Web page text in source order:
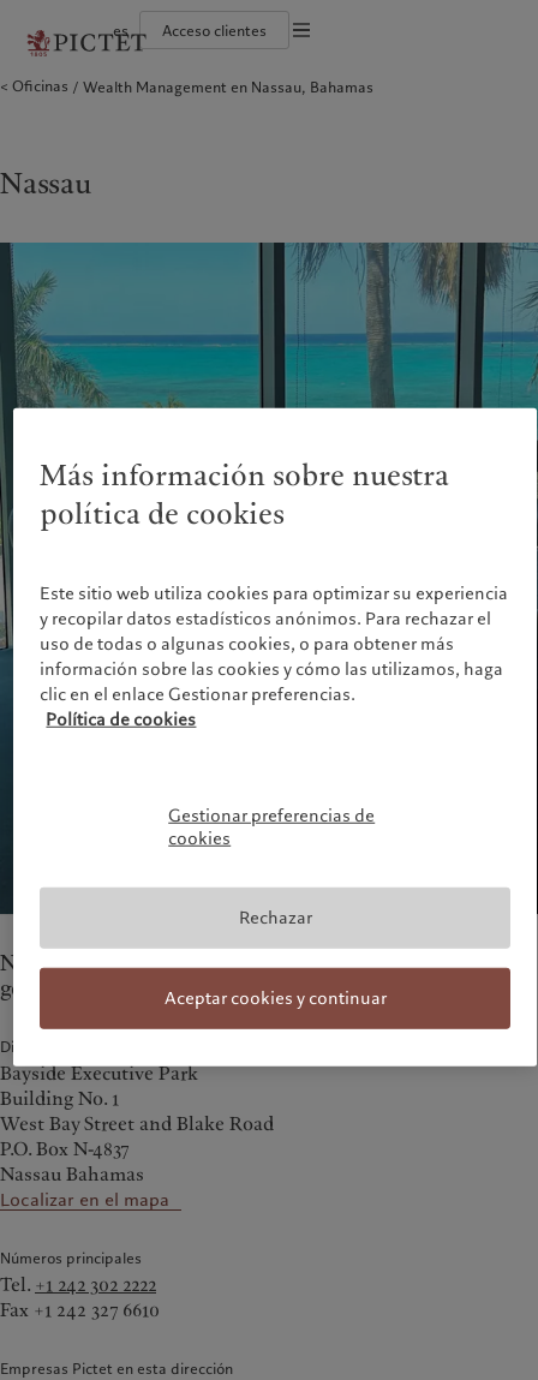
es Acceso clientes
El grupo Pictet
Trabajar en Pictet
Collection Pictet
Individuos y familias
Wealth management
Últimas publicaciones
Sostenibilidad: nuestro enfoque
Gobernanza en materia de sostenibilidad
Fundación de grupo Pictet
América del Norte
United States
Hong Kong SAR
|香港特別行政區
香港特别行政区
Singapore|新加坡
Belgique
Deutschland
Spain
Italia| Italy
Luxembourg (fr)|Luxembourg
(en)|Luxemburg (de)
Monaco (en)|Monaco (fr)
Switzerland |Suisse |Schweiz|
Svizzera
Israel
Quiénes somos
Calificaciones corporativas
Diversidad, equidad e inclusión
Trabajar en Pictet
Collection Pictet
Campus Pictet de Rochemont
Instituciones e intermediarios
financieros
Inversores institucionales
Qué hacemos
Wealth management
Asset services
Perspectivas
Suscribirse al newsletter
Sostenibilidad
Sostenibilidad: nuestro enfoque
Principios de inversión climática
Oficinas Wealth Management en Nassau, Bahamas
Nassau
Nuestros equipos en Nassau prestan servicios de
gestión de patrimonios.
Dirección
Bayside Executive Park
Building No. 1
West Bay Street and Blake Road
P.O. Box N-4837
Nassau Bahamas
Localizar en el mapa
Números principales
Tel. +1 242 302 2222
Fax +1 242 327 6610
Empresas Pictet en esta dirección
Más información sobre nuestra
política de cookies
Este sitio web utiliza cookies para optimizar su experiencia
y recopilar datos estadísticos anónimos. Para rechazar el
uso de todas o algunas cookies, o para obtener más
información sobre las cookies y cómo las utilizamos, haga
clic en el enlace Gestionar preferencias.
Política de cookies
Gestionar preferencias de
cookies
Rechazar
Aceptar cookies y continuar